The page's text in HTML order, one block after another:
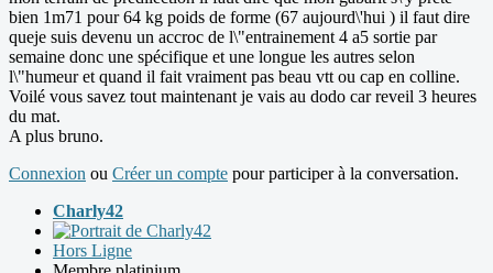
bien 1m71 pour 64 kg poids de forme (67 aujourd\'hui ) il faut dire
queje suis devenu un accroc de l\"entrainement 4 a5 sortie par
semaine donc une spécifique et une longue les autres selon
l\"humeur et quand il fait vraiment pas beau vtt ou cap en colline.
Voilé vous savez tout maintenant je vais au dodo car reveil 3 heures
du mat.
A plus bruno.
Connexion ou Créer un compte pour participer à la conversation.
Charly42
Hors Ligne